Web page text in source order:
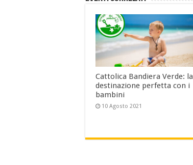
Cattolica Bandiera Verde: la
destinazione perfetta con i
bambini
10 Agosto 2021